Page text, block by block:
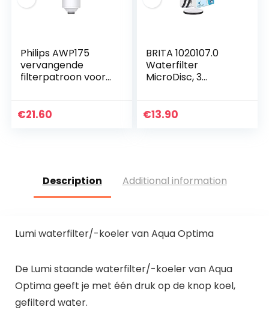
Philips AWP175
vervangende
filterpatroon voor
filter AWP1775,
€21.60
BRITA 1020107.0
Waterfilter
MicroDisc, 3
€13.90
Description Additional information
Lumi waterfilter/-koeler van Aqua Optima
De Lumi staande waterfilter/-koeler van Aqua
Optima geeft je met één druk op de knop koel,
gefilterd water.